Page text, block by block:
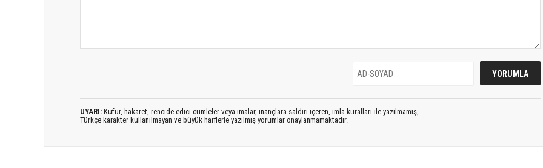
UYARI: Küfür, hakaret, rencide edici cümleler veya imalar, inançlara saldırı içeren, imla kuralları ile yazılmamış,
Türkçe karakter kullanılmayan ve büyük harflerle yazılmış yorumlar onaylanmamaktadır.